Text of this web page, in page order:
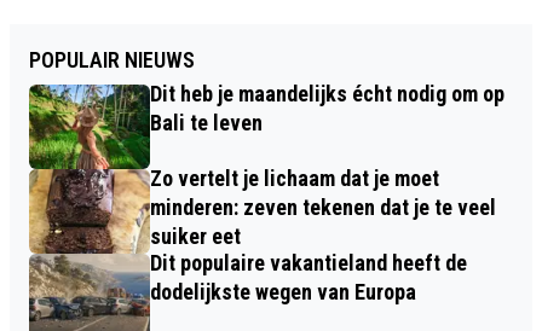
POPULAIR NIEUWS
Dit heb je maandelijks écht nodig om op
Bali te leven
Zo vertelt je lichaam dat je moet
minderen: zeven tekenen dat je te veel
suiker eet
Dit populaire vakantieland heeft de
dodelijkste wegen van Europa